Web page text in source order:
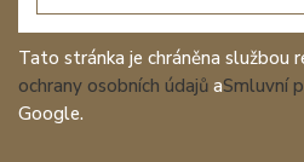
Tato stránka je chráněna službou
ochrany osobních údajů aSmluvní
Google.